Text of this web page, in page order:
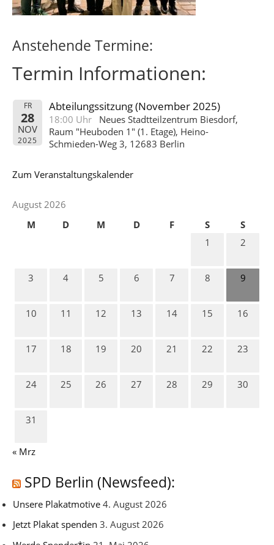
Anstehende Termine:
Termin Informationen:
FR
28
NOV
2025
Abteilungssitzung (November 2025)
18:00 Uhr
Neues Stadtteilzentrum Biesdorf,
Raum "Heuboden 1" (1. Etage), Heino-
Schmieden-Weg 3, 12683 Berlin
Zum Veranstaltungskalender
August 2026
M
D M D F S
S
1
2
3 4 5 6 7 8 9
10 11 12 13 14 15 16
17 18 19 20 21 22 23
24 25 26 27 28 29 30
31
« Mrz
SPD Berlin (Newsfeed):
Unsere Plakatmotive 4. August 2026
Jetzt Plakat spenden 3. August 2026